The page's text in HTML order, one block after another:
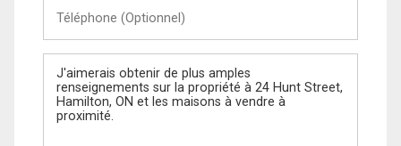
(Optionnel)
Message